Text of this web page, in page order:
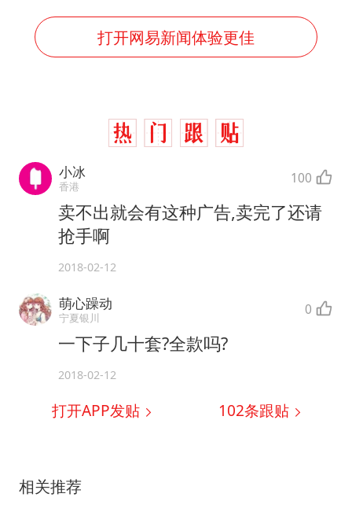
“还不如不放假”
医疗垃圾做手机壳 这也是谋财害命
成都多趟列车临时停运
打开网易新闻体验更佳
小冰
香港 100
卖不出就会有这种广告,卖完了还请
抢手啊
2018-02-12
萌心躁动
宁夏银川 0
一下子几十套?全款吗?
2018-02-12
打开APP发贴 102条跟贴
相关推荐